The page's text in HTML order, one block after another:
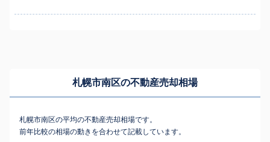
札幌市南区の不動産売却相場
札幌市南区の平均の不動産売却相場です。
前年比較の相場の動きを合わせて記載しています。